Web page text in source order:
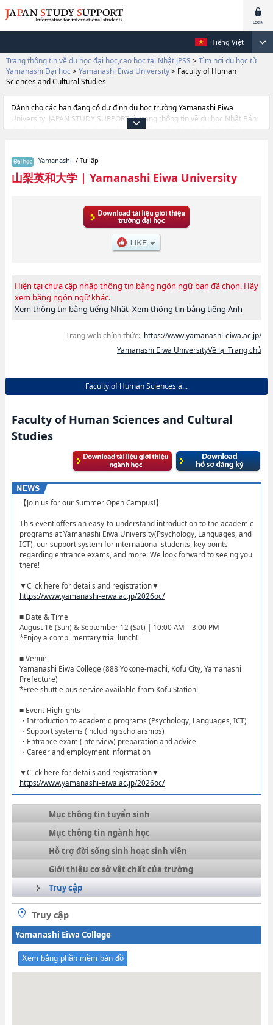
Tiếng Việt
Trang thông tin về du học đại học,cao học tại Nhật JPSS > Tìm nơi du học từ
Yamanashi Đại học > Yamanashi Eiwa University> Faculty of Human
Sciences and Cultural Studies
Dành cho các bạn đang có dự định du học trường Yamanashi Eiwa
University. JAPAN STUDY SUPPORT là trang thông tin về du học Nhật Bản
dành cho du học sinh nước ngoài, được đồng vận hành bởi Hiệp hội Asia
Yamanashi Eiwa University cũng như thông tin chi tiết về từng ngành học,
nên nếu bạn đang tìm hiểu thông tin du học liên quan tới Yamanashi Eiwa
University thì hãy sử dụng trang web này.Ngoài ra còn có cả thông tin của
chuyên môn đang tiếp nhận du học sinh.
Yamanashi / Tư lập
山梨英和大学| Yamanashi Eiwa University
Hiện tại chưa cập nhập thông tin bằng ngôn ngữ bạn đã chọn. Hãy
xem bằng ngôn ngữ khác.
Xem thông tin bằng tiếng Nhật Xem thông tin bằng tiếng Anh
Trang web chính thức: https://www.yamanashi-eiwa.ac.jp/
Yamanashi Eiwa UniversityVề lại Trang chủ
Faculty of Human Sciences a...
Faculty of Human Sciences and Cultural
Studies
【Join us for our Summer Open Campus!】
This event offers an easy-to-understand introduction to the academic
programs at Yamanashi Eiwa University(Psychology, Languages, and
ICT), our support system for international students, key points
regarding entrance exams, and more. We look forward to seeing you
there!
▼Click here for details and registration▼
https://www.yamanashi-eiwa.ac.jp/2026oc/
■ Date & Time
August 16 (Sun) & September 12 (Sat) | 10:00 AM – 3:00 PM
*Enjoy a complimentary trial lunch!
■ Venue
Yamanashi Eiwa College (888 Yokone-machi, Kofu City, Yamanashi
Prefecture)
*Free shuttle bus service available from Kofu Station!
■ Event Highlights
・Introduction to academic programs (Psychology, Languages, ICT)
・Support systems (including scholarships)
・Entrance exam (interview) preparation and advice
・Career and employment information
▼Click here for details and registration▼
https://www.yamanashi-eiwa.ac.jp/2026oc/
Mục thông tin tuyển sinh
Mục thông tin ngành học
Hỗ trợ đời sống sinh hoạt sinh viên
Giới thiệu cơ sở vật chất của trường
Truy cập
Truy cập
Yamanashi Eiwa College
Xem bằng phần mềm bản đồ